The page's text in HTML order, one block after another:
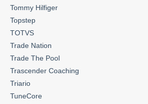
Tommy Hilfiger
Topstep
TOTVS
Trade Nation
Trade The Pool
Trascender Coaching
Triario
TuneCore